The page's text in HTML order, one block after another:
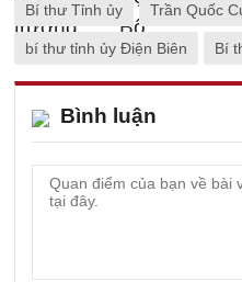
Bí thư Tỉnh ủy Trần Quốc
bí thư tỉnh ủy Điện Biên Bí
Bình luận